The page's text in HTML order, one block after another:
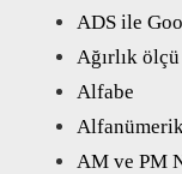
ADS ile
Ağırlık
Alfabe
AM ve PM